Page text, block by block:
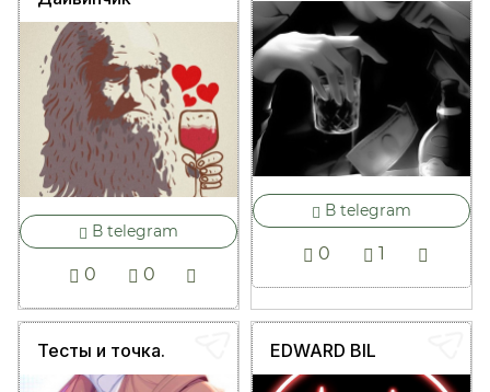
В telegram
0 0
В telegram
0 1
Тесты и точка. EDWARD BIL